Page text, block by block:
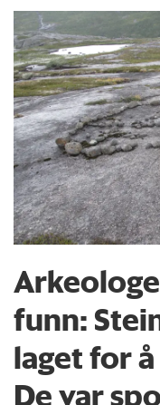
funn:
laget for
De var